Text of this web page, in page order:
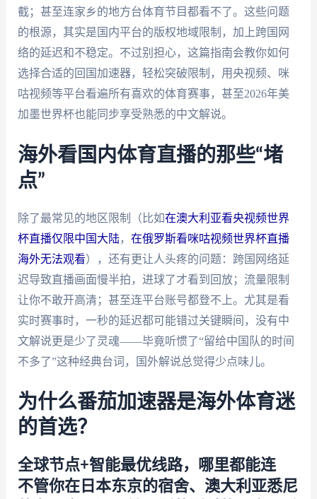
截；甚至连家乡的地方台体育节目都看不了。这些问题
的根源，其实是国内平台的版权地域限制，加上跨国网
络的延迟和不稳定。不过别担心，这篇指南会教你如何
选择合适的回国加速器，轻松突破限制，用央视频、咪
咕视频等平台看遍所有喜欢的体育赛事，甚至2026年美
加墨世界杯也能同步享受熟悉的中文解说。
海外看国内体育直播的那些“堵
点”
除了最常见的地区限制（比如在澳大利亚看央视频世界
杯直播仅限中国大陆， 在俄罗斯看咪咕视频世界杯直播
海外无法观看），还有更让人头疼的问题：跨国网络延
迟导致直播画面慢半拍，进球了才看到回放；流量限制
让你不敢开高清；甚至连平台账号都登不上。尤其是看
实时赛事时，一秒的延迟都可能错过关键瞬间，没有中
文解说更是少了灵魂——毕竟听惯了“留给中国队的时间
不多了”这种经典台词，国外解说总觉得少点味儿。
为什么番茄加速器是海外体育迷
的首选？
全球节点+智能最优线路，哪里都能连
不管你在日本东京的宿舍、澳大利亚悉尼